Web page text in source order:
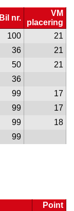
Bil nr.
VM
placering
100
21
36
21
50
21
36
99
17
99
17
99
18
99
Point